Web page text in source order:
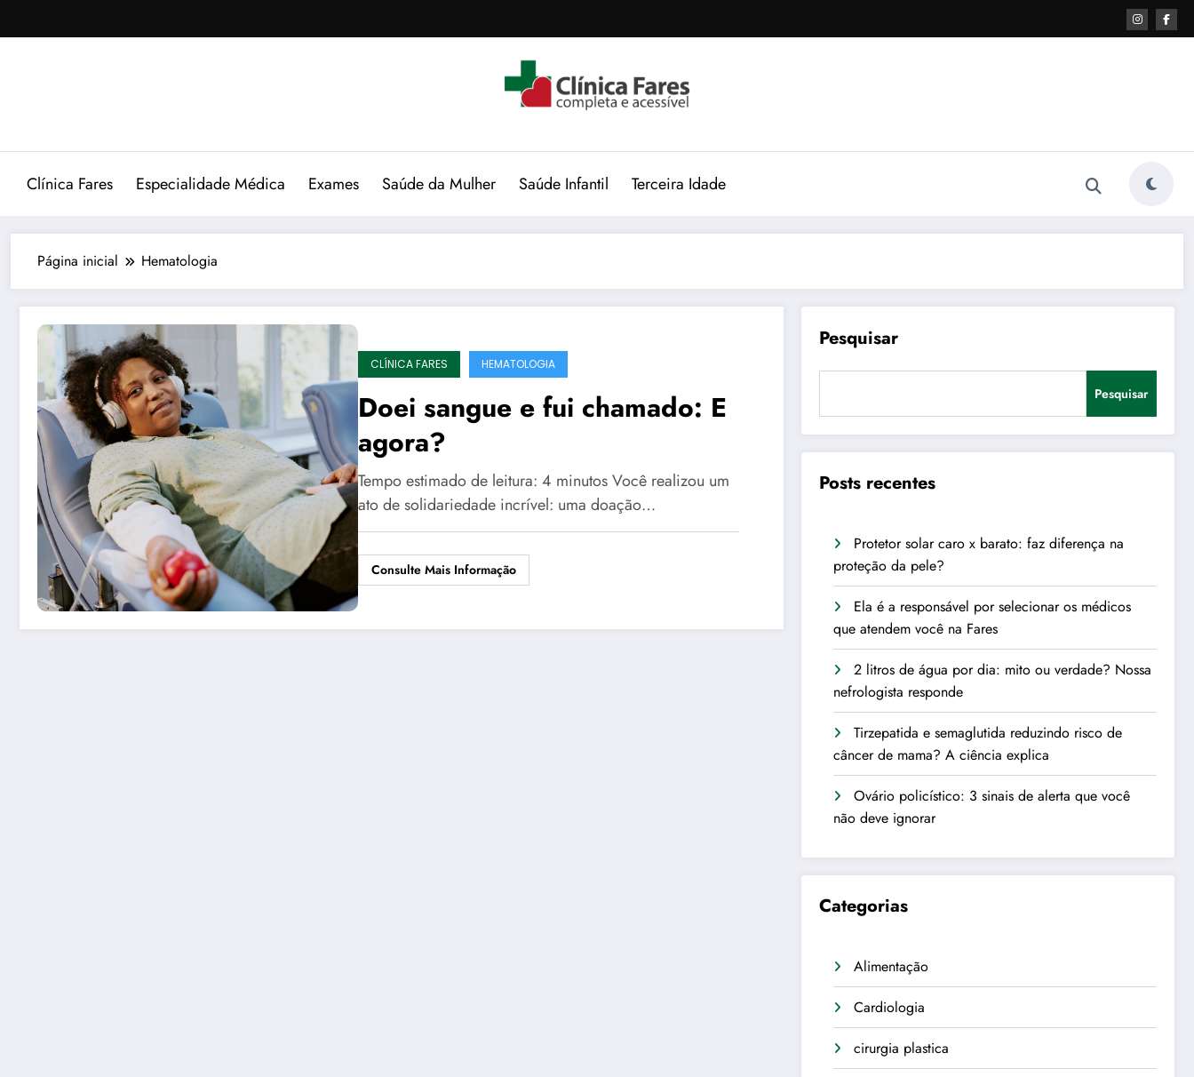
para
Clínica Fares Especialidade Médica Exames Saúde da Mulher Saúde Infantil Terceira Idade
Página inicial Hematologia
CLÍNICA FARES HEMATOLOGIA
Doei sangue e fui chamado: E
agora?
Tempo estimado de leitura: 4 minutos Você realizou um
ato de solidariedade incrível: uma doação…
Consulte Mais Informação
Pesquisar
Pesquisar
Posts recentes
Protetor solar caro x barato: faz diferença na
proteção da pele?
Ela é a responsável por selecionar os médicos
que atendem você na Fares
2 litros de água por dia: mito ou verdade? Nossa
nefrologista responde
Tirzepatida e semaglutida reduzindo risco de
câncer de mama? A ciência explica
Ovário policístico: 3 sinais de alerta que você
não deve ignorar
Categorias
Alimentação
Cardiologia
cirurgia plastica